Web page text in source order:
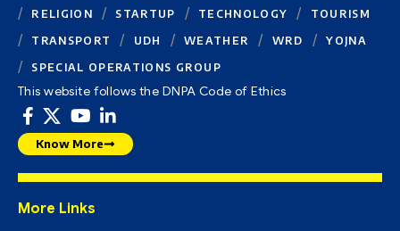
RELIGION
STARTUP TECHNOLOGY
TOURISM
TRANSPORT
UDH WEATHER WRD
YOJNA
SPECIAL OPERATIONS GROUP
This website follows the DNPA Code of Ethics
Know More
More Links